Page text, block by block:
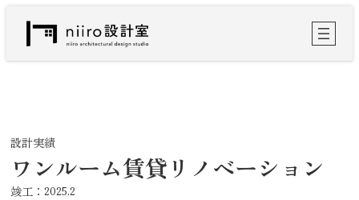
ス
設計実績
ワンルーム賃貸リノベーション
竣工：2025.2